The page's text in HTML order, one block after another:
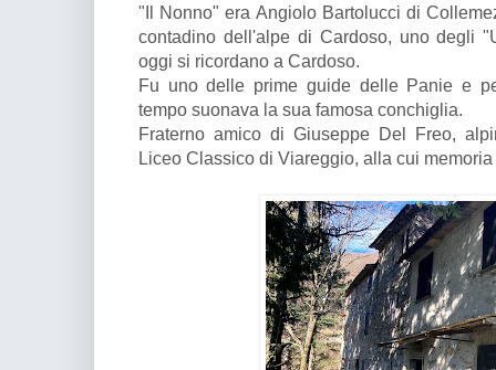
"Il Nonno" era Angiolo Bartolucci di
contadino dell'alpe di Cardoso, uno degli
oggi si ricordano a Cardoso.
Fu uno delle prime guide delle Panie e
tempo suonava la sua famosa conchiglia.
Fraterno amico di Giuseppe Del Freo,
Liceo Classico di Viareggio, alla cui